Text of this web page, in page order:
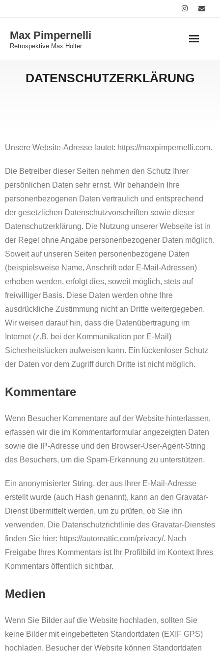
content
Max Pimpernelli
Retrospektive Max Hölter
DATENSCHUTZERKLÄRUNG
Unsere Website-Adresse lautet: https://maxpimpernelli.com.
Die Betreiber dieser Seiten nehmen den Schutz Ihrer
persönlichen Daten sehr ernst. Wir behandeln Ihre
personenbezogenen Daten vertraulich und entsprechend
der gesetzlichen Datenschutzvorschriften sowie dieser
Datenschutzerklärung. Die Nutzung unserer Webseite ist in
der Regel ohne Angabe personenbezogener Daten möglich.
Soweit auf unseren Seiten personenbezogene Daten
(beispielsweise Name, Anschrift oder E-Mail-Adressen)
erhoben werden, erfolgt dies, soweit möglich, stets auf
freiwilliger Basis. Diese Daten werden ohne Ihre
ausdrückliche Zustimmung nicht an Dritte weitergegeben.
Wir weisen darauf hin, dass die Datenübertragung im
Internet (z.B. bei der Kommunikation per E-Mail)
Sicherheitslücken aufweisen kann. Ein lückenloser Schutz
der Daten vor dem Zugriff durch Dritte ist nicht möglich.
Kommentare
Wenn Besucher Kommentare auf der Website hinterlassen,
erfassen wir die im Kommentarformular angezeigten Daten
sowie die IP-Adresse und den Browser-User-Agent-String
des Besuchers, um die Spam-Erkennung zu unterstützen.
Ein anonymisierter String, der aus Ihrer E-Mail-Adresse
erstellt wurde (auch Hash genannt), kann an den Gravatar-
Dienst übermittelt werden, um zu prüfen, ob Sie ihn
verwenden. Die Datenschutzrichtlinie des Gravatar-Dienstes
finden Sie hier: https://automattic.com/privacy/. Nach
Freigabe Ihres Kommentars ist Ihr Profilbild im Kontext Ihres
Kommentars öffentlich sichtbar.
Medien
Wenn Sie Bilder auf die Website hochladen, sollten Sie
keine Bilder mit eingebetteten Standortdaten (EXIF GPS)
hochladen. Besucher der Website können Standortdaten